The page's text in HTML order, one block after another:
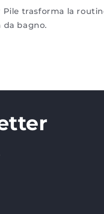
Pile trasforma la
da bagno.